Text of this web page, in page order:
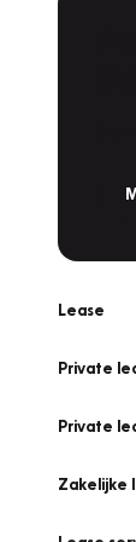
Lease
Private
Private
Zakelijke